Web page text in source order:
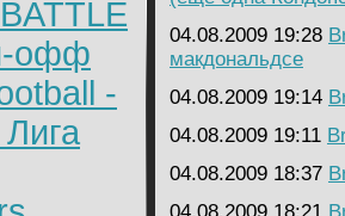
офф
-
04.08.2009 19:28
макдональдсе
04.08.2009 19:14
04.08.2009 19:11
04.08.2009 18:37